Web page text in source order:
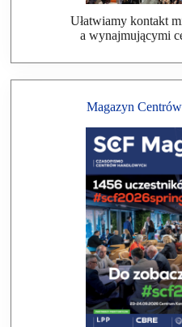
Ułatwiamy kontakt
a wynajmującymi
Magazyn